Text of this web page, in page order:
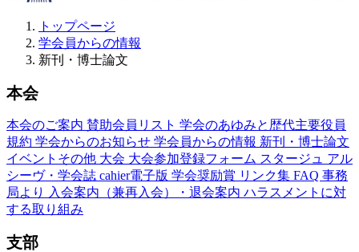
トップページ
学会員からの情報
新刊・博士論文
本会
本会のご案内 賛助会員リスト 学会のあゆみと歴代主要役員
規約 学会からのお知らせ 学会員からの情報 新刊・博士論文
イベントその他 大会 大会参加登録フォーム スタージュ アル
シーヴ・学会誌 cahier電子版 学会奨励賞 リンク集 FAQ 事務
局より
入会案内（兼再入会）・退会案内 ハラスメントに対
する取り組み
支部